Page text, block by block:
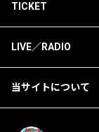
TICKET
LIVE／RADIO
当サイトについて